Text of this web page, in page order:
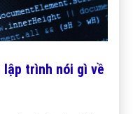
lập trình nói gì về